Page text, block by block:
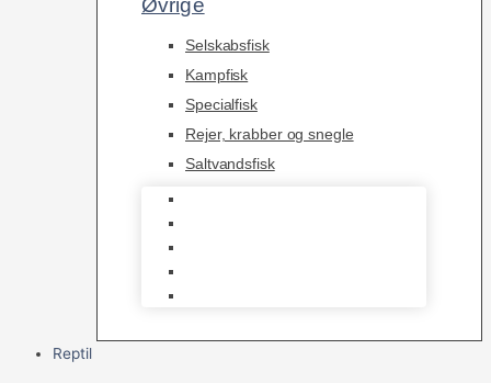
Øvrige
Selskabsfisk
Kampfisk
Specialfisk
Rejer, krabber og snegle
Saltvandsfisk
Reptil